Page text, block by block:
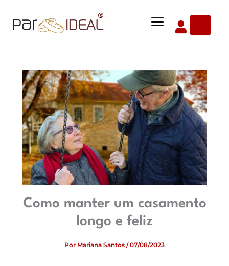
para
Menu
Como manter um casamento
longo e feliz
Por Mariana Santos /07/08/2023